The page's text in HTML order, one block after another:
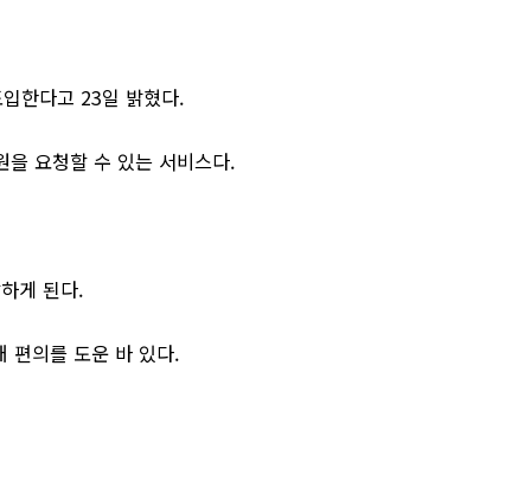
한다고 23일 밝혔다.
을 요청할 수 있는 서비스다.
게 된다.
편의를 도운 바 있다.